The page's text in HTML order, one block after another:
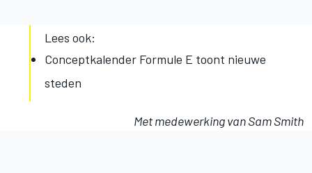
Lees ook:
Conceptkalender Formule E toont nieuwe
steden
Met medewerking van Sam Smith